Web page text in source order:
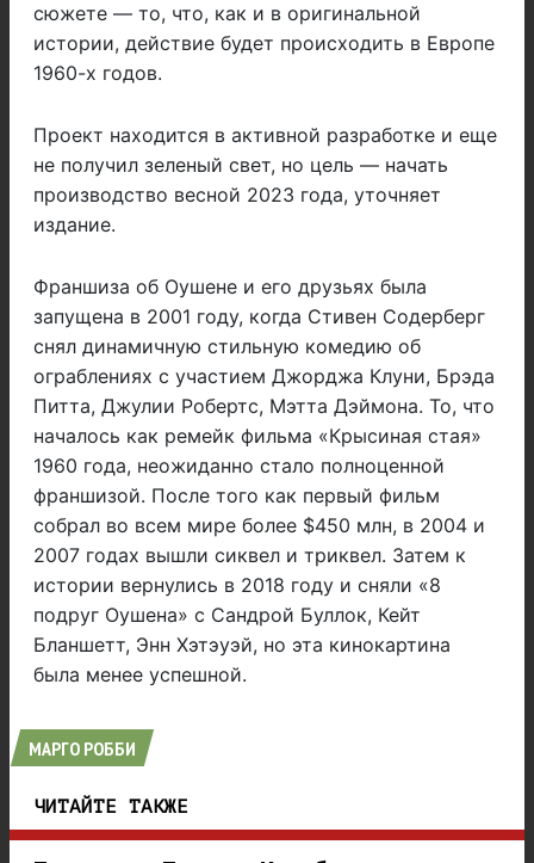
сюжете — то, что, как и в оригинальной
истории, действие будет происходить в Европе
1960-х годов.
Проект находится в активной разработке и еще
не получил зеленый свет, но цель — начать
производство весной 2023 года, уточняет
издание.
Франшиза об Оушене и его друзьях была
запущена в 2001 году, когда Стивен Содерберг
снял динамичную стильную комедию об
ограблениях с участием Джорджа Клуни, Брэда
Питта, Джулии Робертс, Мэтта Дэймона. То, что
началось как ремейк фильма «Крысиная стая»
1960 года, неожиданно стало полноценной
франшизой. После того как первый фильм
собрал во всем мире более $450 млн, в 2004 и
2007 годах вышли сиквел и триквел. Затем к
истории вернулись в 2018 году и сняли «8
подруг Оушена» с Сандрой Буллок, Кейт
Бланшетт, Энн Хэтэуэй, но эта кинокартина
была менее успешной.
МАРГО РОББИ
ЧИТАЙТЕ ТАКЖЕ